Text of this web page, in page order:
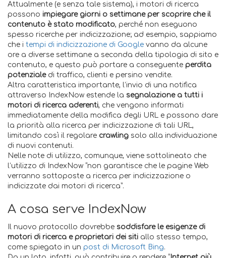
Attualmente (e senza tale sistema), i motori di ricerca
possono impiegare giorni o settimane per scoprire che il
contenuto è stato modificato, perché non eseguono
spesso ricerche per indicizzazione; ad esempio, sappiamo
che i tempi di indicizzazione di Google vanno da alcune
ore a diverse settimane a seconda della tipologia di sito e
contenuto, e questo può portare a conseguente perdita
potenziale di traffico, clienti e persino vendite.
Altra caratteristica importante, l’invio di una notifica
attraverso IndexNow estende la segnalazione a tutti i
motori di ricerca aderenti, che vengono informati
immediatamente della modifica degli URL e possono dare
la priorità alla ricerca per indicizzazione di tali URL,
limitando così il regolare crawling solo alla individuazione
di nuovi contenuti.
Nelle note di utilizzo, comunque, viene sottolineato che
l’utilizzo di IndexNow “non garantisce che le pagine Web
verranno sottoposte a ricerca per indicizzazione o
indicizzate dai motori di ricerca”.
A cosa serve IndexNow
Il nuovo protocollo dovrebbe soddisfare le esigenze di
motori di ricerca e proprietari dei siti allo stesso tempo,
come spiegato in un post di Microsoft Bing.